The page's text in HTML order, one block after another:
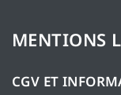
MENTIONS
CGV ET